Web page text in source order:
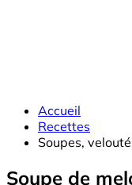
Accueil
Recettes
Soupes,
Soupe de